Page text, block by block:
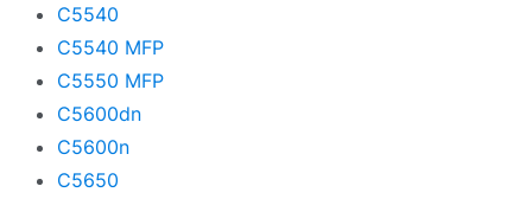
C5540
C5540 MFP
C5550 MFP
C5600dn
C5600n
C5650